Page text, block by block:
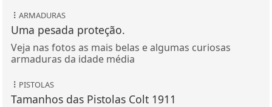
ARMADURAS
Uma pesada proteção.
Veja nas fotos as mais belas e algumas curiosas
armaduras da idade média
PISTOLAS
Tamanhos das Pistolas Colt 1911